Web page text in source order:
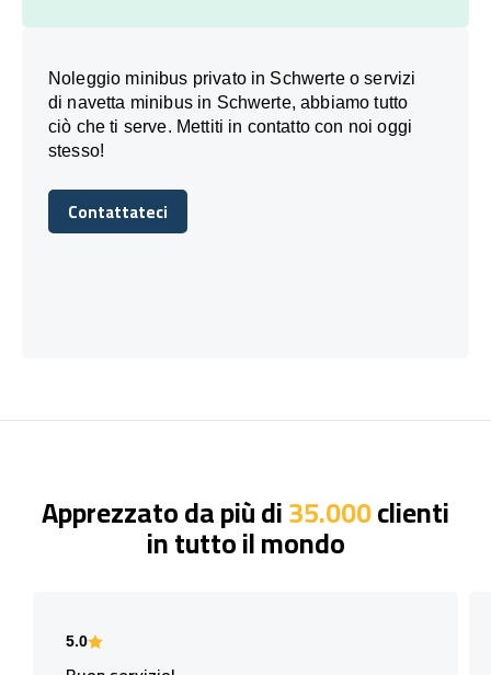
Noleggio minibus privato in Schwerte o servizi
di navetta minibus in Schwerte, abbiamo tutto
ciò che ti serve. Mettiti in contatto con noi oggi
stesso!
Contattateci
Contattateci
Apprezzato da più di35.000clienti
in tutto il mondo
5.0